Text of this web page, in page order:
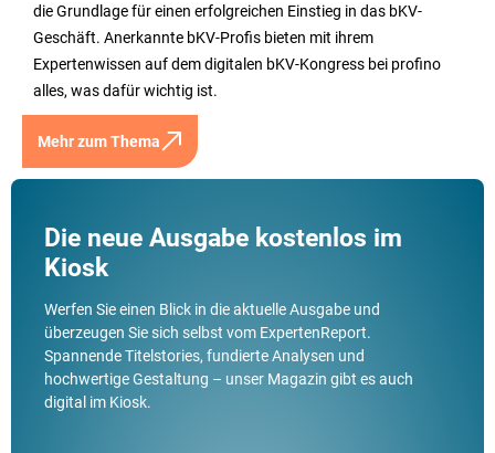
die Grundlage für einen erfolgreichen Einstieg in das bKV-
Geschäft. Anerkannte bKV-Profis bieten mit ihrem
Expertenwissen auf dem digitalen bKV-Kongress bei profino
alles, was dafür wichtig ist.
Mehr zum Thema
Die neue Ausgabe kostenlos im
Kiosk
Werfen Sie einen Blick in die aktuelle Ausgabe und
überzeugen Sie sich selbst vom ExpertenReport.
Spannende Titelstories, fundierte Analysen und
hochwertige Gestaltung – unser Magazin gibt es auch
digital im Kiosk.